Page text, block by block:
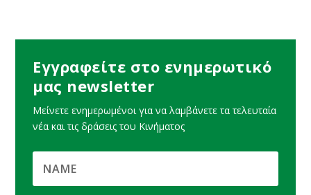
Εγγραφείτε στο ενημερωτικό
μας newsletter
Μείνετε ενημερωμένοι για να λαμβάνετε τα τελευταία
νέα και τις δράσεις του Κινήματος